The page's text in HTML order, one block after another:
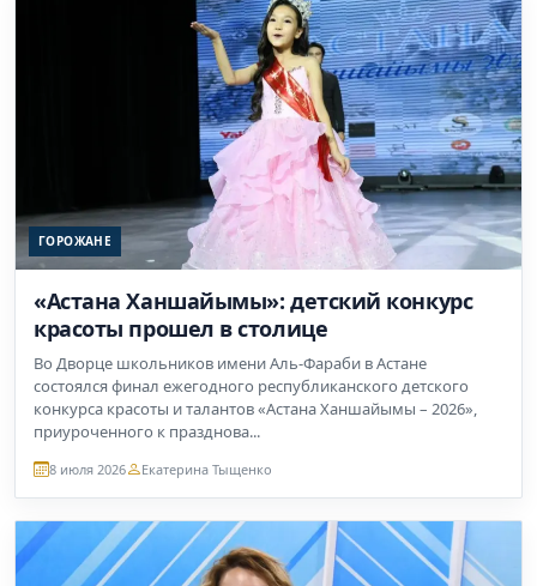
ГОРОЖАНЕ
«Астана Ханшайымы»: детский конкурс
красоты прошел в столице
Во Дворце школьников имени Аль-Фараби в Астане
состоялся финал ежегодного республиканского детского
конкурса красоты и талантов «Астана Ханшайымы – 2026»,
приуроченного к празднова...
8 июля 2026 Екатерина Тыщенко